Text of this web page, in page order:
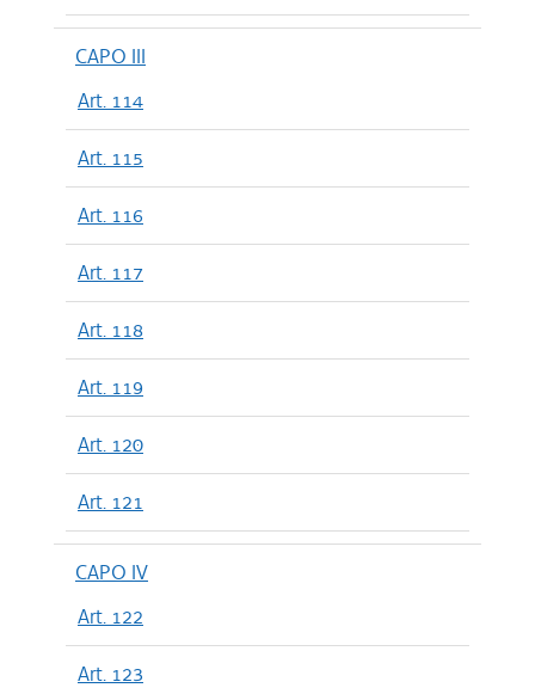
CAPO III
Art. 114
Art. 115
Art. 116
Art. 117
Art. 118
Art. 119
Art. 120
Art. 121
CAPO IV
Art. 122
Art. 123